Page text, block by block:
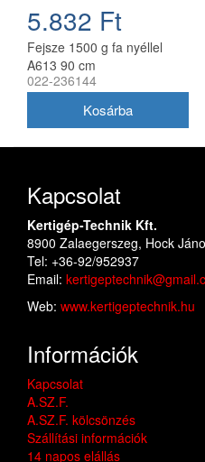
5.832 Ft
Fejsze 1500 g fa nyéllel
A613 90 cm
022-236144
Kapcsolat
Kertigép-Technik Kft.
8900 Zalaegerszeg, Hock
Tel: +36-92/952937
Email:
Web: www.kertigeptechnik.hu
Információk
Kapcsolat
A.SZ.F.
A.SZ.F. kölcsönzés
Szállítási információk
14 napos elállás